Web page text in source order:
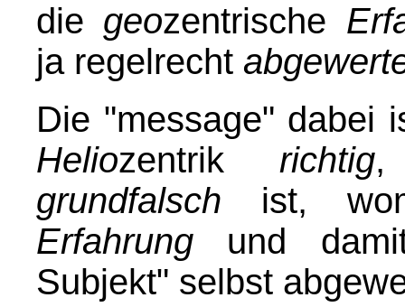
die geozentrische
ja regelrecht
Die "message" dabei
Heliozentrik richtig,
grundfalsch ist,
Erfahrung und
Subjekt" selbst